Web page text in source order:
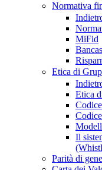
Normativa
MiFid
Etica di
Etica
Il
Parità di